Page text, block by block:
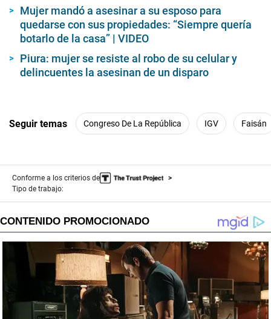
Mujer mandó a asesinar a su esposo para
quedarse con sus propiedades: “Siempre quería
botarlo de la casa” | VIDEO
Piura: mujer se resiste al robo de su celular y
delincuentes la asesinan de un disparo
Seguir temas Congreso De La República IGV Faisán
Conforme a los criterios de
Tipo de trabajo: